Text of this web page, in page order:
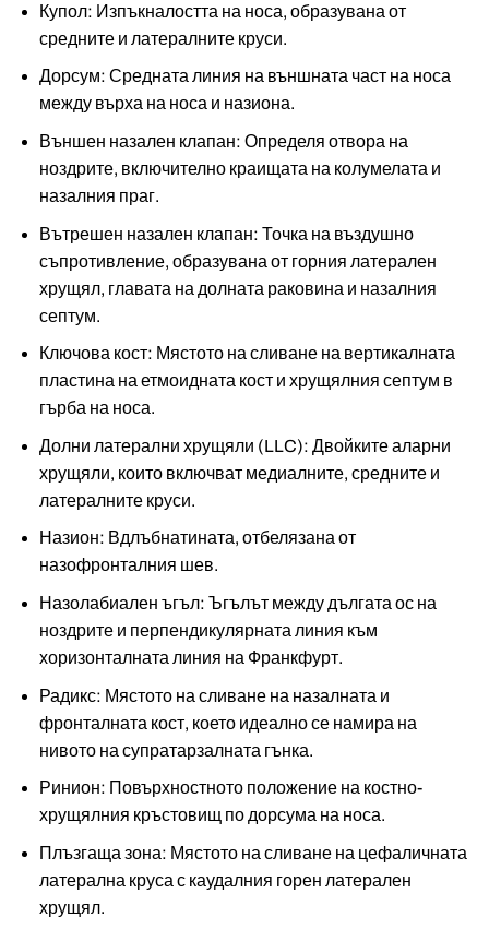
Купол: Изпъкналостта на носа, образувана от
средните и латералните круси.
Дорсум: Средната линия на външната част на носа
между върха на носа и назиона.
Външен назален клапан: Определя отвора на
ноздрите, включително краищата на колумелата и
назалния праг.
Вътрешен назален клапан: Точка на въздушно
съпротивление, образувана от горния латерален
хрущял, главата на долната раковина и назалния
септум.
Ключова кост: Мястото на сливане на вертикалната
пластина на етмоидната кост и хрущялния септум в
гърба на носа.
Долни латерални хрущяли (LLC): Двойките аларни
хрущяли, които включват медиалните, средните и
латералните круси.
Назион: Вдлъбнатината, отбелязана от
назофронталния шев.
Назолабиален ъгъл: Ъгълът между дългата ос на
ноздрите и перпендикулярната линия към
хоризонталната линия на Франкфурт.
Радикс: Мястото на сливане на назалната и
фронталната кост, което идеално се намира на
нивото на супратарзалната гънка.
Ринион: Повърхностното положение на костно-
хрущялния кръстовищ по дорсума на носа.
Плъзгаща зона: Мястото на сливане на цефаличната
латерална круса с каудалния горен латерален
хрущял.